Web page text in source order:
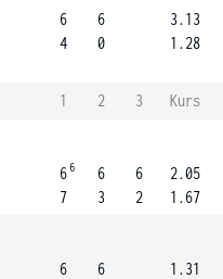
6
4
6
0
3.13
1.28
1 2 3
Kurs
66
7
6
3
6
2
2.05
1.67
6
6
1.31